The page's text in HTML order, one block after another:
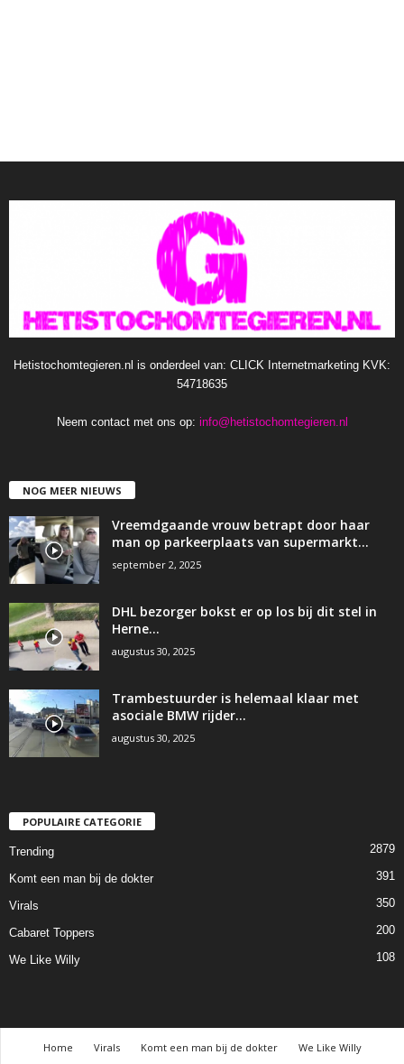
Hetistochomtegieren.nl is onderdeel van: CLICK Internetmarketing KVK:
54718635
Neem contact met ons op: info@hetistochomtegieren.nl
NOG MEER NIEUWS
Vreemdgaande vrouw betrapt door haar
man op parkeerplaats van supermarkt…
september 2, 2025
DHL bezorger bokst er op los bij dit stel in
Herne…
augustus 30, 2025
Trambestuurder is helemaal klaar met
asociale BMW rijder…
augustus 30, 2025
POPULAIRE CATEGORIE
Trending 2879
Komt een man bij de dokter 391
Virals 350
Cabaret Toppers 200
We Like Willy 108
Home Virals Komt een man bij de dokter
We Like Willy